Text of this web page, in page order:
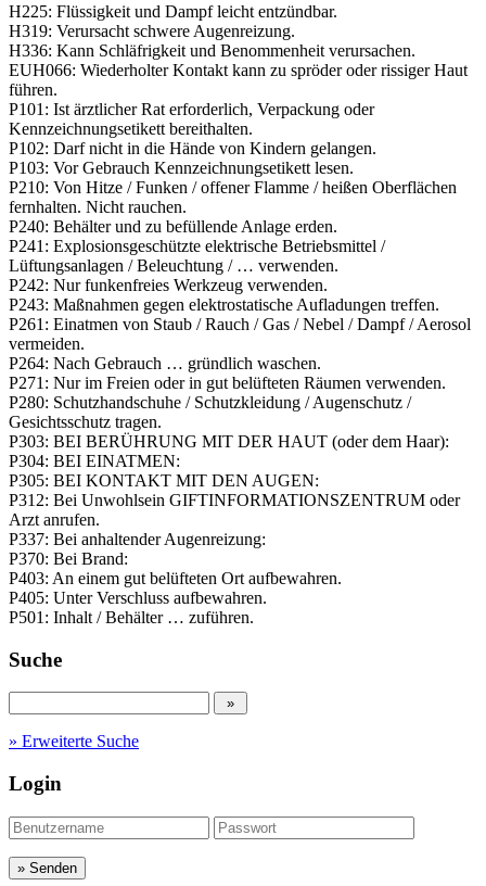
H225: Flüssigkeit und Dampf leicht entzündbar.
H319: Verursacht schwere Augenreizung.
H336: Kann Schläfrigkeit und Benommenheit verursachen.
EUH066: Wiederholter Kontakt kann zu spröder oder rissiger Haut
führen.
P101: Ist ärztlicher Rat erforderlich, Verpackung oder
Kennzeichnungsetikett bereithalten.
P102: Darf nicht in die Hände von Kindern gelangen.
P103: Vor Gebrauch Kennzeichnungsetikett lesen.
P210: Von Hitze / Funken / offener Flamme / heißen Oberflächen
fernhalten. Nicht rauchen.
P240: Behälter und zu befüllende Anlage erden.
P241: Explosionsgeschützte elektrische Betriebsmittel /
Lüftungsanlagen / Beleuchtung / … verwenden.
P242: Nur funkenfreies Werkzeug verwenden.
P243: Maßnahmen gegen elektrostatische Aufladungen treffen.
P261: Einatmen von Staub / Rauch / Gas / ­Nebel / Dampf / Aerosol
vermeiden.
P264: Nach Gebrauch … gründlich waschen.
P271: Nur im Freien oder in gut belüfteten Räumen verwenden.
P280: Schutzhandschuhe / Schutzkleidung / Augenschutz /
Gesichtsschutz tragen.
P303: BEI BERÜHRUNG MIT DER HAUT (oder dem Haar):
P304: BEI EINATMEN:
P305: BEI KONTAKT MIT DEN AUGEN:
P312: Bei Unwohlsein GIFTINFORMATIONSZENTRUM oder
Arzt anrufen.
P337: Bei anhaltender Augenreizung:
P370: Bei Brand:
P403: An einem gut belüfteten Ort aufbewahren.
P405: Unter Verschluss aufbewahren.
P501: Inhalt / Behälter … zuführen.
Suche
» Erweiterte Suche
Login